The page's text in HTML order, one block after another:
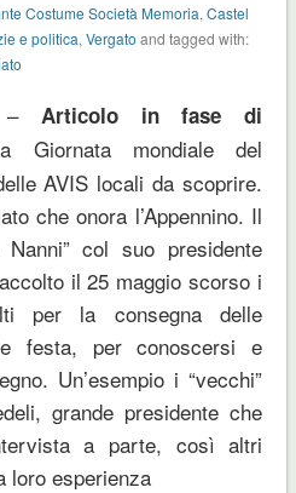
Costume Società Memoria, Castel
e politica, Vergato and tagged with:
– Articolo in fase di
Giornata mondiale del
AVIS locali da scoprire.
che onora l’Appennino. Il
Nanni” col suo presidente
il 25 maggio scorso i
per la consegna delle
festa, per conoscersi e
Un’esempio i “vecchi”
grande presidente che
a parte, così altri
loro esperienza